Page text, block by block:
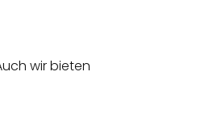
wir bieten